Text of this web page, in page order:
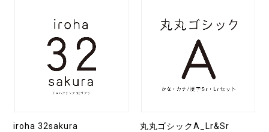
iroha 32sakura 丸丸ゴシックA_Lr&Sr